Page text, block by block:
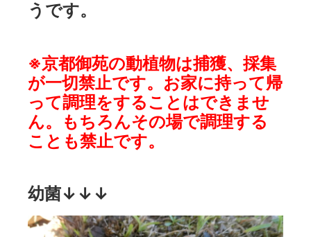
うです。
※京都御苑の動植物は捕獲、採集
が一切禁止です。お家に持って帰
って調理をすることはできませ
ん。もちろんその場で調理する
ことも禁止です。
幼菌↓↓↓